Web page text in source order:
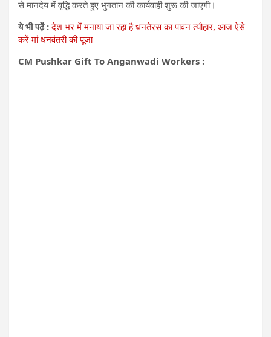
से मानदेय में वृद्धि करते हुए भुगतान की कार्यवाही शुरू की जाएगी।
ये भी पढ़ें :देश भर में मनाया जा रहा है धनतेरस का पावन त्यौहार, आज ऐसे
करें मां धनवंतरी की पूजा
CM Pushkar Gift To Anganwadi Workers :